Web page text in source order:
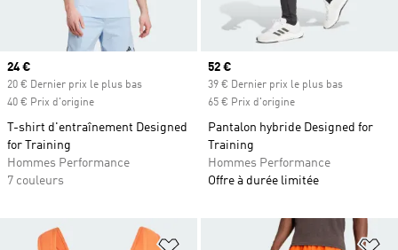
Prix actuel
24 €
20 € Dernier prix le plus bas
40 € Prix d'origine
T-shirt d'entraînement Designed
for Training
Hommes Performance
7 couleurs
Prix actuel
52 €
39 € Dernier prix le plus bas
65 € Prix d'origine
Pantalon hybride Designed for
Training
Hommes Performance
Offre à durée limitée
Ajouter à la Liste de produits